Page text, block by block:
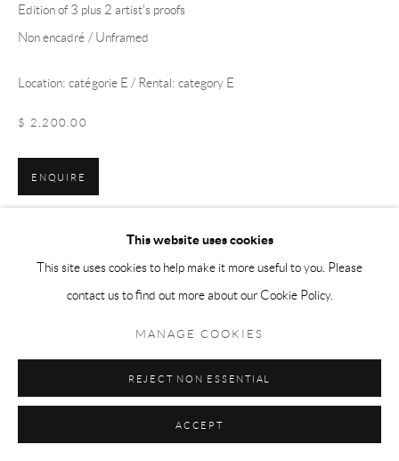
COLLECTION
This website uses cookies
This site uses cookies to help make it more useful to you. Please
contact us to find out more about our Cookie Policy.
MANAGE COOKIES
REJECT NON ESSENTIAL
ACCEPT
Edition of 3 plus 2 artist's proofs
Non encadré / Unframed
Location: catégorie E / Rental: category E
$ 2,200.00
ENQUIRE
La sérieSo you understand medonne à voir divers lieux significatifs de
la fin de mon adolescence, en Égypte. Ces lieux en apparence banals
évoquent succinctement la surveillance, l’intimité...